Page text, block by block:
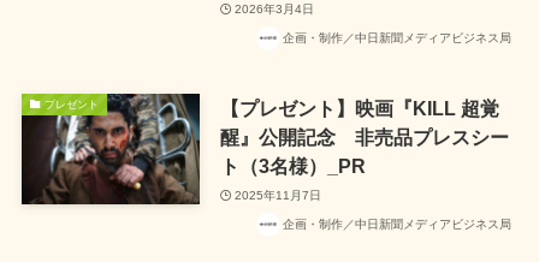
2026年3月4日
企画・制作／中日新聞メディアビジネス局
プレゼント
【プレゼント】映画『KILL 超覚
醒』公開記念 非売品プレスシー
ト（3名様）_PR
2025年11月7日
企画・制作／中日新聞メディアビジネス局